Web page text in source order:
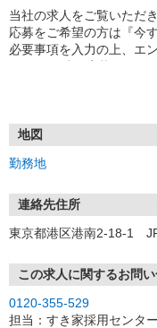
当社の求人をご覧いただ
応募をご希望の方は『今
必要事項を入力の上、エ
号」など
地図
勤務地
連絡先住所
東京都港区港南2-18-1
この求人に関するお問
0120-355-529
担当：すき家採用センター